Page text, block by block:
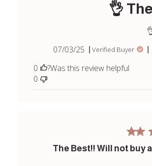
The
Verified Buyer
Published07/03/25
Was this review helpful?
0
0
The Best!! Will not buy